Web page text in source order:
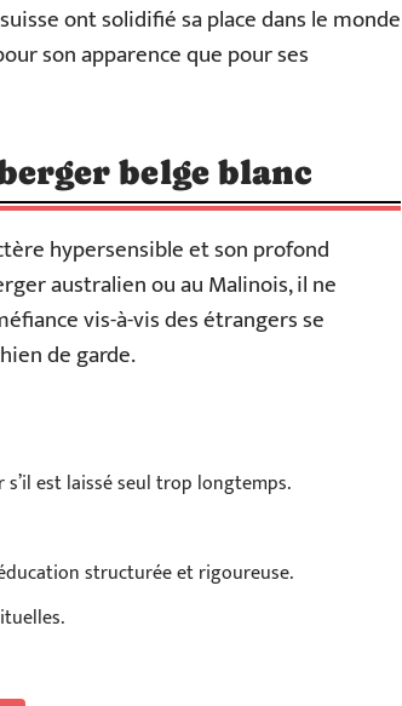
ont solidifié sa place dans le monde
son apparence que pour ses
belge blanc
hypersensible et son profond
australien ou au Malinois, il ne
vis-à-vis des étrangers se
de garde.
est laissé seul trop longtemps.
structurée et rigoureuse.